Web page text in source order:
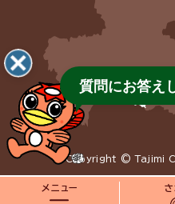
メニュー さ
Copyright © Tajimi
質問にお答え